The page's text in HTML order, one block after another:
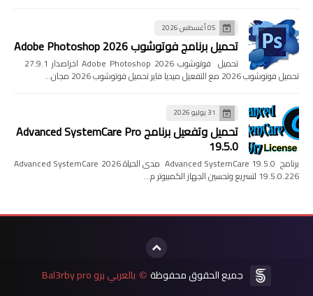
05 أغسطس 2026
تحميل برنامج فوتوشوب Adobe Photoshop 2026
تحميل فوتوشوب 2026 مع التفعيل ميديا فاير تحميل فوتوشوب 2026 مجان…
31 يوليو 2026
تحميل وتفعيل برنامج Advanced SystemCare Pro
19.5.0
برنامج Advanced SystemCare 19.5.0 مدى الحياة 2026 Advanced SystemCare
19.5.0.226 لتسريع وتحسين الجهاز الكمبيوتر م…
جميع الحقوق محفوظة © بالعربي برو Bal3rby pro